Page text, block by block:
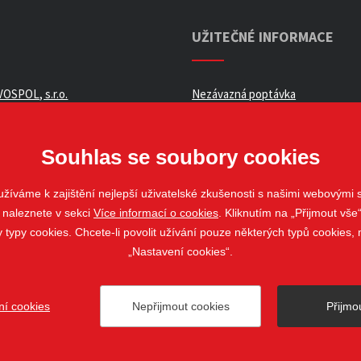
s.r.o.
UŽITEČNÉ INFORMACE
Nezávazná poptávka
Pole web@stavospol.cz
Nastavení cookies
Souhlas se soubory cookies
k zajištění nejlepší uživatelské zkušenosti s našimi webovými
v sekci Více informací o cookies . Kliknutím na „Přijmout
typy cookies. Chcete-li povolit užívání pouze některých typů cookies,
„Nastavení cookies“.
Nepřijmout cookies
cookies